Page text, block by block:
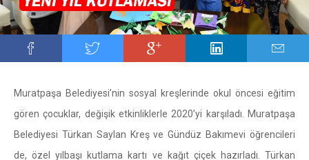
Muratpaşa Belediyesi’nin sosyal kreşlerinde okul öncesi eğitim
gören çocuklar, değişik etkinliklerle 2020’yi karşıladı. Muratpaşa
Belediyesi Türkan Saylan Kreş ve Gündüz Bakımevi öğrencileri
de, özel yılbaşı kutlama kartı ve kağıt çiçek hazırladı. Türkan